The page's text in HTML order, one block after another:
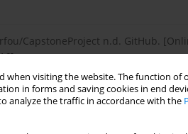
when visiting the website. The function
in forms and saving cookies in end
analyze the traffic in accordance with the
CapstoneProject n.d. GitHub.
L., Liu, J., Li, Y., Liang, Z., He, X.,
The issues, strategies, and testing